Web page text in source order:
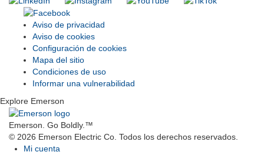
Aviso de privacidad
Aviso de cookies
Configuración de cookies
Mapa del sitio
Condiciones de uso
Informar una vulnerabilidad
Explore Emerson
Emerson. Go Boldly. ™
© 2026 Emerson Electric Co. Todos los derechos reservados.
Mi cuenta